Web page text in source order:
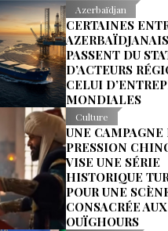
Azerbaïdjan
CERTAINES
PASSENT DU
D’ACTEURS
CELUI
MONDIALES
Culture
UNE CAMPAGNE
PRESSION
VISE UNE SÉRIE
HISTORIQUE
POUR UNE
CONSACRÉE AUX
OUÏGHOURS